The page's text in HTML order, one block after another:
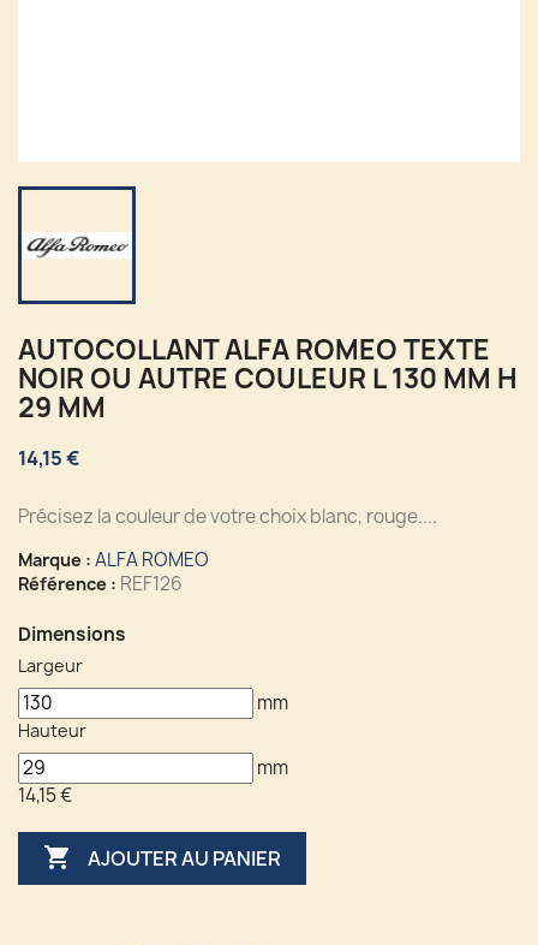
AUTOCOLLANT ALFA ROMEO TEXTE
NOIR OU AUTRE COULEUR L 130 MM H
29 MM
14,15 €
Précisez la couleur de votre choix blanc, rouge....
Marque : ALFA ROMEO
Référence : REF126
Dimensions
Largeur
mm
Hauteur
mm
14,15 €
 AJOUTER AU PANIER